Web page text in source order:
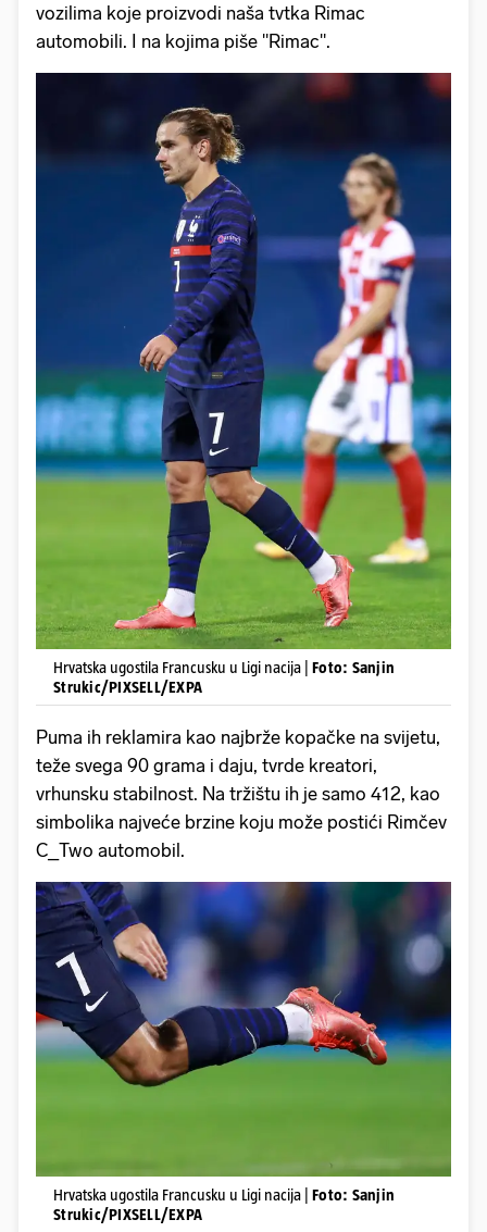
vozilima koje proizvodi naša tvtka Rimac
automobili. I na kojima piše "Rimac".
Hrvatska ugostila Francusku u Ligi nacija | Foto: Sanjin
Strukic/PIXSELL/EXPA
Puma ih reklamira kao najbrže kopačke na svijetu,
teže svega 90 grama i daju, tvrde kreatori,
vrhunsku stabilnost. Na tržištu ih je samo 412, kao
simbolika najveće brzine koju može postići Rimčev
C_Two automobil.
Hrvatska ugostila Francusku u Ligi nacija | Foto: Sanjin
Strukic/PIXSELL/EXPA